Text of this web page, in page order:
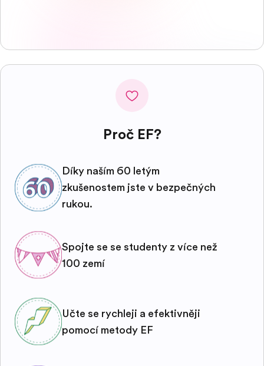
Proč EF?
Díky naším 60 letým
zkušenostem jste v bezpečných
rukou.
Spojte se se studenty z více než
100 zemí
Učte se rychleji a efektivněji
pomocí metody EF